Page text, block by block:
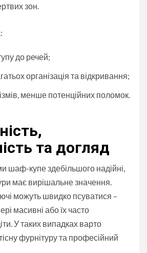
зон.
до речей;
організація та відкривання;
менше потенційних поломок.
та догляд
шаф-купе здебільшого надійні,
має вирішальне значення.
можуть швидко псуватися –
масивні або їх часто
У таких випадках варто
фурнітуру та професійний